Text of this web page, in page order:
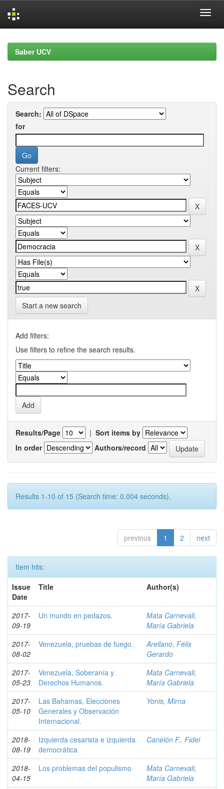
navigationSaber UCV
Search
Search:
for
Current filters:
Start a new search
Add filters:
Use filters to refine the search results.
Results/Page | Sort items by
In order
Authors/record
Results 1-10 of 15 (Search time: 0.004 seconds).
previous 1 2 next
Item hits:
Issue
Date
Title Author(s)
2017-
09-19
Un mundo en pedazos.
Mata Carnevali,
María Gabriela
2017-
08-02
Venezuela, pruebas de fuego.
Arellano, Félix
Gerardo
2017-
05-23
Venezuela, Soberanía y
Derechos Humanos.
Mata Carnevali,
María Gabriela
2017-
05-10
Las Bahamas, Elecciones
Generales y Observación
Internacional.
Yonis, Mirna
2018-
08-19
Izquierda cesarista e izquierda
democrática
Canelón F., Fidel
2018-
04-15
Los problemas del populismo
Mata Carnevali,
María Gabriela